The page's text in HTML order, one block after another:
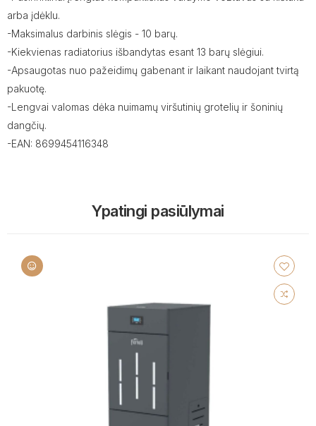
arba įdėklu.
-Maksimalus darbinis slėgis - 10 barų.
-Kiekvienas radiatorius išbandytas esant 13 barų slėgiui.
-Apsaugotas nuo pažeidimų gabenant ir laikant naudojant tvirtą
pakuotę.
-Lengvai valomas dėka nuimamų viršutinių grotelių ir šoninių
dangčių.
-EAN: 8699454116348
Ypatingi pasiūlymai